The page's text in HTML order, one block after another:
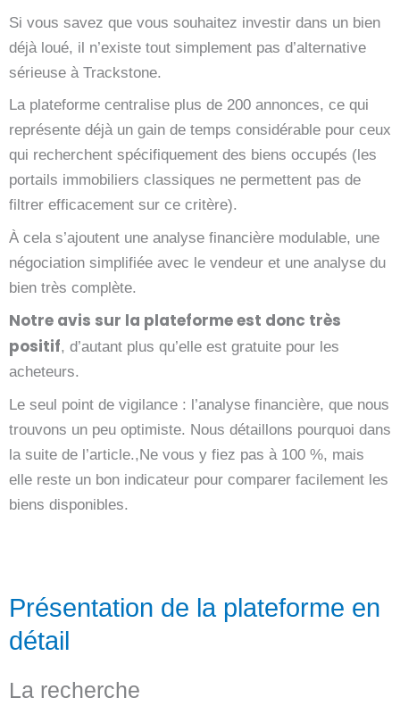
Si vous savez que vous souhaitez investir dans un bien
déjà loué, il n’existe tout simplement pas d’alternative
sérieuse à Trackstone.
La plateforme centralise plus de 200 annonces, ce qui
représente déjà un gain de temps considérable pour ceux
qui recherchent spécifiquement des biens occupés (les
portails immobiliers classiques ne permettent pas de
filtrer efficacement sur ce critère).
À cela s’ajoutent une analyse financière modulable, une
négociation simplifiée avec le vendeur et une analyse du
bien très complète.
Notre avis sur la plateforme est donc très
positif, d’autant plus qu’elle est gratuite pour les
acheteurs.
Le seul point de vigilance : l’analyse financière, que nous
trouvons un peu optimiste. Nous détaillons pourquoi dans
la suite de l’article.,Ne vous y fiez pas à 100 %, mais
elle reste un bon indicateur pour comparer facilement les
biens disponibles.
Présentation de la plateforme en
détail
La recherche